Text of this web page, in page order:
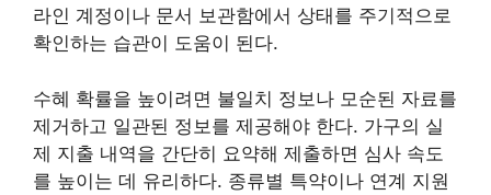
라인 계정이나 문서 보관함에서 상태를 주기적으로
확인하는 습관이 도움이 된다.
수혜 확률을 높이려면 불일치 정보나 모순된 자료를
제거하고 일관된 정보를 제공해야 한다. 가구의 실
제 지출 내역을 간단히 요약해 제출하면 심사 속도
를 높이는 데 유리하다. 종류별 특약이나 연계 지원